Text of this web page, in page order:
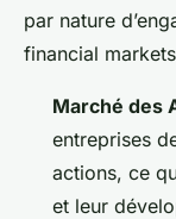
par nature
financial
Marché des
entreprises
actions, ce
et leur